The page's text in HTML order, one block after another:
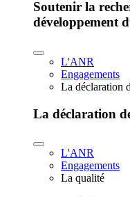
Soutenir la
développement
L'ANR
Engagements
La déclaration
La déclaration
L'ANR
Engagements
La qualité